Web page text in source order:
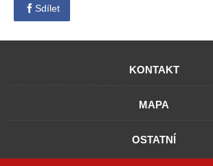
Sdílet
KONTAKT
MAPA
OSTATNÍ